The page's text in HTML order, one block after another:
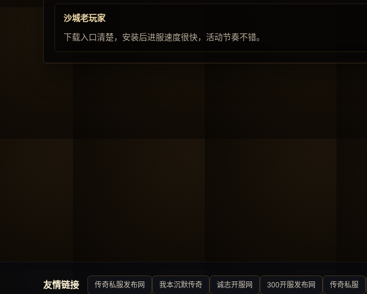
沙城老玩家
下载入口清楚，安装后进服速度很快，活动节奏不错。
友情链接 传奇私服发布网 我本沉默传奇 诚志开服网 300开服发布网 传奇私服